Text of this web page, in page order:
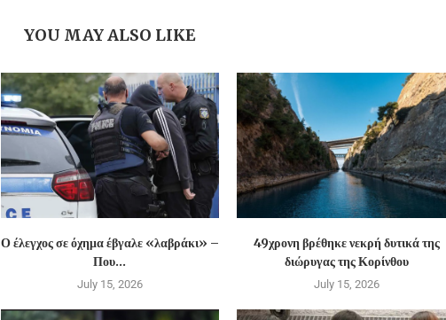
YOU MAY ALSO LIKE
Ο έλεγχος σε όχημα έβγαλε «λαβράκι» –
Που...
July 15, 2026
49χρονη βρέθηκε νεκρή δυτικά της
διώρυγας της Κορίνθου
July 15, 2026